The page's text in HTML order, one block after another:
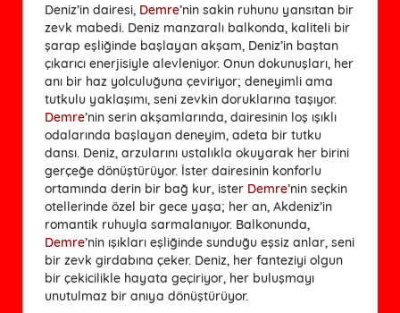
Deniz’in dairesi, Demre’nin sakin ruhunu yansıtan bir
zevk mabedi. Deniz manzaralı balkonda, kaliteli bir
şarap eşliğinde başlayan akşam, Deniz’in baştan
çıkarıcı enerjisiyle alevleniyor. Onun dokunuşları, her
anı bir haz yolculuğuna çeviriyor; deneyimli ama
tutkulu yaklaşımı, seni zevkin doruklarına taşıyor.
Demre’nin serin akşamlarında, dairesinin loş ışıklı
odalarında başlayan deneyim, adeta bir tutku
dansı. Deniz, arzularını ustalıkla okuyarak her birini
gerçeğe dönüştürüyor. İster dairesinin konforlu
ortamında derin bir bağ kur, ister Demre’nin seçkin
otellerinde özel bir gece yaşa; her an, Akdeniz’in
romantik ruhuyla sarmalanıyor. Balkonunda,
Demre’nin ışıkları eşliğinde sunduğu eşsiz anlar, seni
bir zevk girdabına çeker. Deniz, her fanteziyi olgun
bir çekicilikle hayata geçiriyor, her buluşmayı
unutulmaz bir anıya dönüştürüyor.